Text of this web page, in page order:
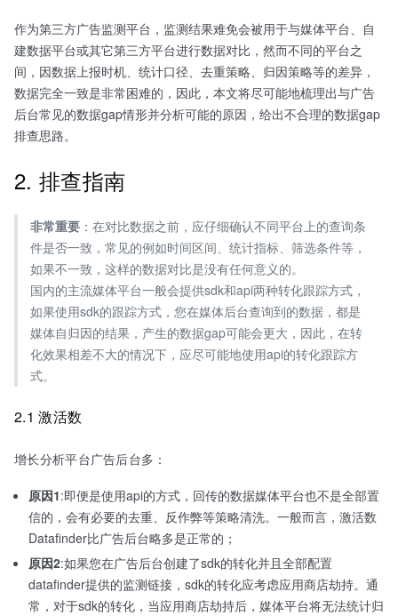
作为第三方广告监测平台，监测结果难免会被用于与媒体平台、自
建数据平台或其它第三方平台进行数据对比，然而不同的平台之
间，因数据上报时机、统计口径、去重策略、归因策略等的差异，
数据完全一致是非常困难的，因此，本文将尽可能地梳理出与广告
后台常见的数据gap情形并分析可能的原因，给出不合理的数据gap
排查思路。
2. 排查指南
非常重要：在对比数据之前，应仔细确认不同平台上的查询条
件是否一致，常见的例如时间区间、统计指标、筛选条件等，
如果不一致，这样的数据对比是没有任何意义的。
国内的主流媒体平台一般会提供sdk和api两种转化跟踪方式，
如果使用sdk的跟踪方式，您在媒体后台查询到的数据，都是
媒体自归因的结果，产生的数据gap可能会更大，因此，在转
化效果相差不大的情况下，应尽可能地使用api的转化跟踪方
式。
2.1 激活数
增长分析平台广告后台多：
原因1:即便是使用api的方式，回传的数据媒体平台也不是全部置
信的，会有必要的去重、反作弊等策略清洗。一般而言，激活数
Datafinder比广告后台略多是正常的；
原因2:如果您在广告后台创建了sdk的转化并且全部配置
datafinder提供的监测链接，sdk的转化应考虑应用商店劫持。通
常，对于sdk的转化，当应用商店劫持后，媒体平台将无法统计归